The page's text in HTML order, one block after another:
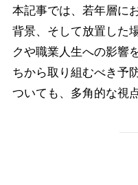
本記事では、若年層に
背景、そして放置した
クや職業人生への影響
ちから取り組むべき予
ついても、多角的な視